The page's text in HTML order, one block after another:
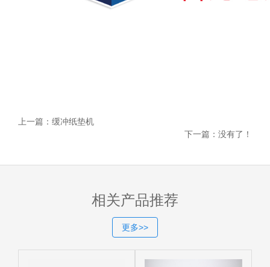
上一篇： 缓冲纸垫机
下一篇： 没有了！
相关产品推荐
更多>>